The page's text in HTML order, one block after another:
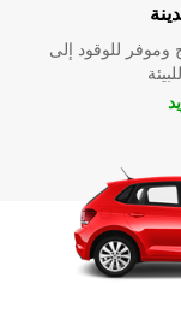
للوقود إلى